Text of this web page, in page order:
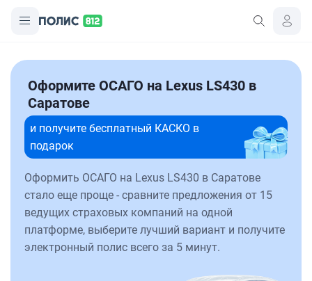
Оформите ОСАГО на Lexus LS430 в
Саратове
и получите бесплатный КАСКО в
подарок
Оформить ОСАГО на Lexus LS430 в Саратове
стало еще проще - сравните предложения от 15
ведущих страховых компаний на одной
платформе, выберите лучший вариант и получите
электронный полис всего за 5 минут.